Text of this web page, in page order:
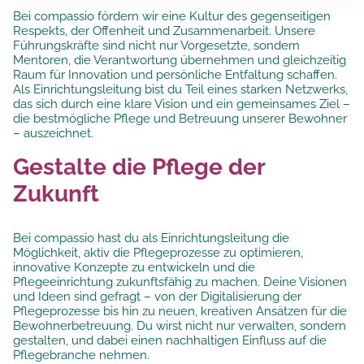
Bei compassio fördern wir eine Kultur des gegenseitigen
Respekts, der Offenheit und Zusammenarbeit. Unsere
Führungskräfte sind nicht nur Vorgesetzte, sondern
Mentoren, die Verantwortung übernehmen und gleichzeitig
Raum für Innovation und persönliche Entfaltung schaffen.
Als Einrichtungsleitung bist du Teil eines starken Netzwerks,
das sich durch eine klare Vision und ein gemeinsames Ziel –
die bestmögliche Pflege und Betreuung unserer Bewohner
– auszeichnet.
Gestalte die Pflege der
Zukunft
Bei compassio hast du als Einrichtungsleitung die
Möglichkeit, aktiv die Pflegeprozesse zu optimieren,
innovative Konzepte zu entwickeln und die
Pflegeeinrichtung zukunftsfähig zu machen. Deine Visionen
und Ideen sind gefragt – von der Digitalisierung der
Pflegeprozesse bis hin zu neuen, kreativen Ansätzen für die
Bewohnerbetreuung. Du wirst nicht nur verwalten, sondern
gestalten, und dabei einen nachhaltigen Einfluss auf die
Pflegebranche nehmen.